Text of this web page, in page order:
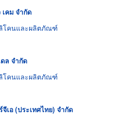
เคม จำกัด
โคนและผลิตภัณฑ์
ล จำกัด
โคนและผลิตภัณฑ์
เอ (ประเทศไทย) จำกัด